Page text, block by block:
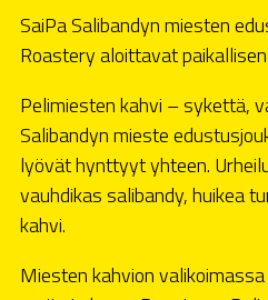
SaiPa Salibandyn miesten
Roastery aloittavat
Pelimiesten kahvi – sykettä,
Salibandyn mieste
lyövät hynttyyt yhteen.
vauhdikas salibandy, huikea
kahvi.
Miesten kahvion